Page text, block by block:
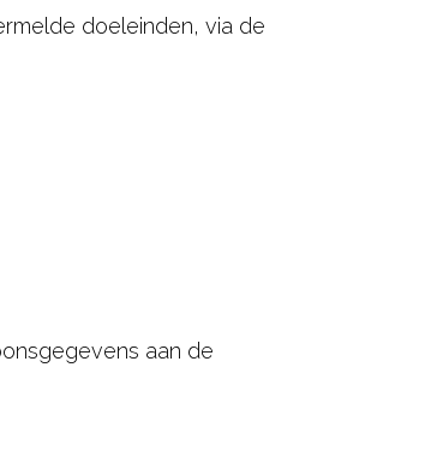
doeleinden, via de
aan de